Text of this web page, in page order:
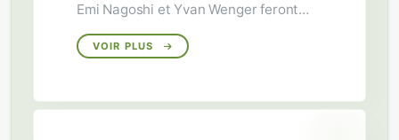
Emi Nagoshi et Yvan Wenger feront
VOIR PLUS